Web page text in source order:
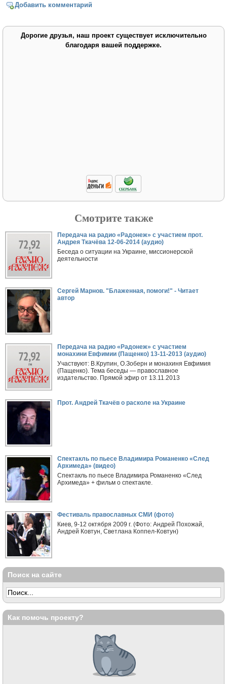
Добавить комментарий
Дорогие друзья, наш проект существует исключительно
благодаря вашей поддержке.
Смотрите также
Передача на радио «Радонеж» с участием прот.
Андрея Ткачёва 12-06-2014 (аудио)
Беседа о ситуации на Украине, миссионерской
деятельности
Сергей Марнов. "Блаженная, помоги!" - Читает
автор
Передача на радио «Радонеж» с участием
монахини Евфимии (Пащенко) 13-11-2013 (аудио)
Участвуют: В.Крупин, О.Зоберн и монахиня Евфимия
(Пащенко). Тема беседы — православное
издательство. Прямой эфир от 13.11.2013
Прот. Андрей Ткачёв о расколе на Украине
Спектакль по пьесе Владимира Романенко «След
Архимеда» (видео)
Спектакль по пьесе Владимира Романенко «След
Архимеда» + фильм о спектакле.
Фестиваль православных СМИ (фото)
Киев, 9-12 октября 2009 г. (Фото: Андрей Похожай,
Андрей Ковтун, Светлана Коппел-Ковтун)
Поиск на сайте
Как помочь проекту?